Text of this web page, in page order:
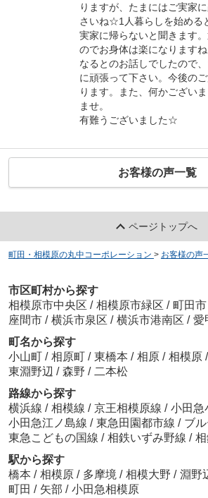
りますが、たまにはご実家
さいね☆1人暮らしを始める
実家に帰らないと聞きます
のでお身体は楽になります
なるとのお話しでしたので
に頑張って下さい。今後の
ります。また、何かござい
ませ。
有難うございました☆
お客様の声一覧
ページトップへ
町田・相模原の丸中コーポレーション > お客様の声
市区町村から探す
相模原市中央区 / 相模原市緑区 / 町田市
座間市 / 横浜市泉区 / 横浜市港南区 / 愛
町名から探す
小山町 / 相原町 / 東橋本 / 相原 / 相模原 /
東淵野辺 / 森野 / 二本松
路線から探す
横浜線 / 相模線 / 京王相模原線 / 小田急
小田急江ノ島線 / 東急田園都市線 / ブ
東急こどもの国線 / 相鉄いずみ野線 /
駅から探す
橋本 / 相模原 / 多摩境 / 相模大野 / 淵野
町田 / 矢部 / 小田急相模原